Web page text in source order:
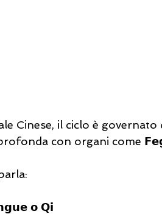
Cinese, il ciclo è governato
con organi come
𝗼 𝗤𝗶